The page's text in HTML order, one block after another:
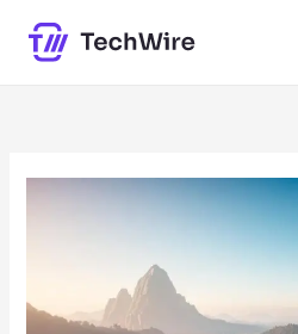
Inhalt
springen